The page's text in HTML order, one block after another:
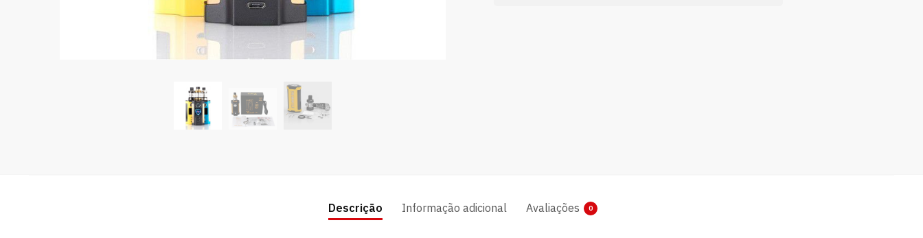
Descrição Informação adicional Avaliações 0